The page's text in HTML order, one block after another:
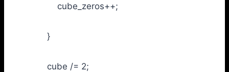
cube_zeros++;
}
cube /= 2;